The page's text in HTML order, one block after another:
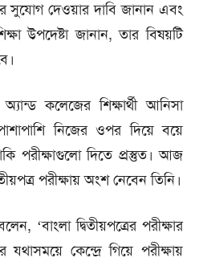
সুযোগ দেওয়ার দাবি জানান এবং
উপদেষ্টা জানান, তার বিষয়টি
কলেজের শিক্ষার্থী আনিসা
নিজের ওপর দিয়ে বয়ে
পরীক্ষাগুলো দিতে প্রস্তুত। আজ
পরীক্ষায় অংশ নেবেন তিনি।
‘বাংলা দ্বিতীয়পত্রের পরীক্ষার
যথাসময়ে কেন্দ্রে গিয়ে পরীক্ষায়